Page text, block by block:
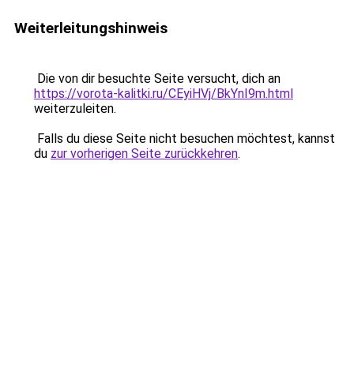
Weiterleitungshinweis
Die von dir besuchte Seite versucht, dich an
https://vorota-kalitki.ru/CEyiHVj/BkYnI9m.html
weiterzuleiten.
Falls du diese Seite nicht besuchen möchtest, kannst
du zur vorherigen Seite zurückkehren.